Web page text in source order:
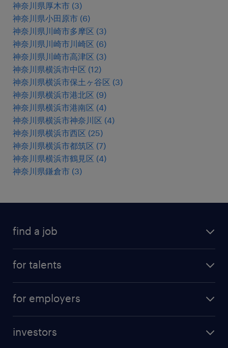
神奈川県厚木市 (3)
神奈川県小田原市 (6)
神奈川県川崎市多摩区 (3)
神奈川県川崎市川崎区 (6)
神奈川県川崎市高津区 (3)
神奈川県横浜市中区 (12)
神奈川県横浜市保土ヶ谷区 (3)
神奈川県横浜市港北区 (9)
神奈川県横浜市港南区 (4)
神奈川県横浜市神奈川区 (4)
神奈川県横浜市西区 (25)
神奈川県横浜市都筑区 (7)
神奈川県横浜市鶴見区 (4)
神奈川県鎌倉市 (3)
find a job
for talents
professional career
for employers
investors